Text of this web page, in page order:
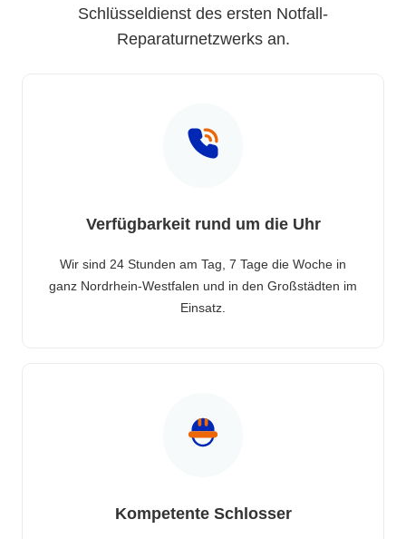
Schlüsseldienst des ersten Notfall-
Reparaturnetzwerks an.
Verfügbarkeit rund um die Uhr
Wir sind 24 Stunden am Tag, 7 Tage die Woche in
ganz Nordrhein-Westfalen und in den Großstädten im
Einsatz.
Kompetente Schlosser